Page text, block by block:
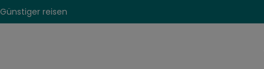
Günstiger reisen